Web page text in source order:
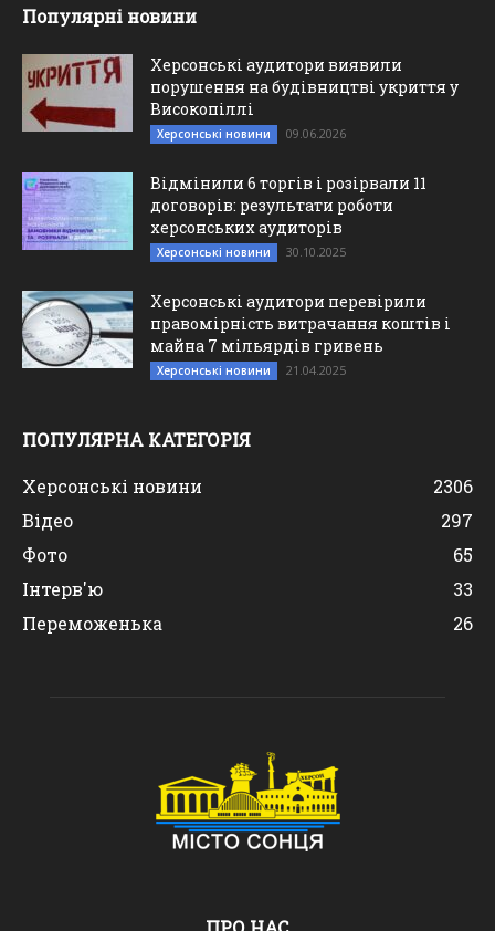
Популярні новини
Херсонські аудитори виявили
порушення на будівництві укриття у
Високопіллі
Херсонські новини 09.06.2026
Відмінили 6 торгів і розірвали 11
договорів: результати роботи
херсонських аудиторів
Херсонські новини 30.10.2025
Херсонські аудитори перевірили
правомірність витрачання коштів і
майна 7 мільярдів гривень
Херсонські новини 21.04.2025
ПОПУЛЯРНА КАТЕГОРІЯ
Херсонські новини
2306
Відео
297
Фото
65
Інтерв'ю
33
Переможенька
26